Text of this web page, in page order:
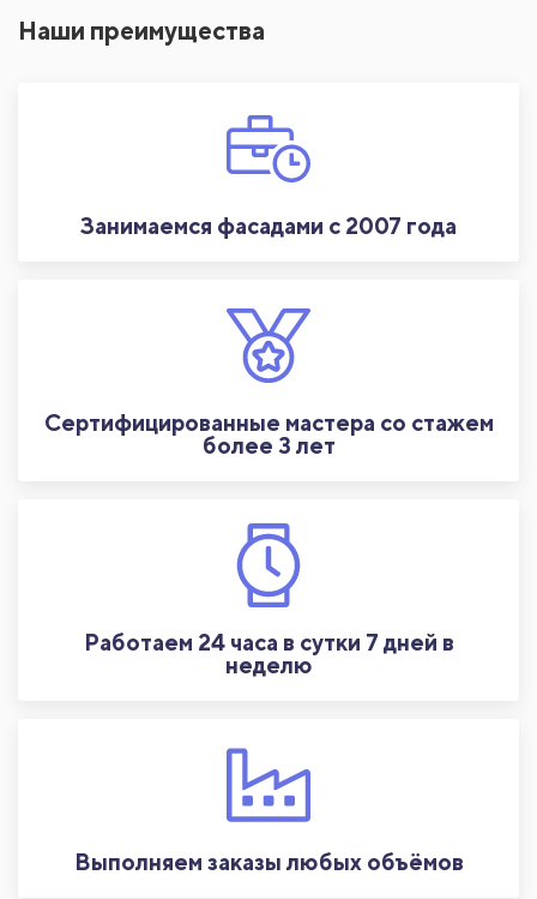
Наши преимущества
Занимаемся фасадами с 2007 года
Сертифицированные мастера со стажем
более 3 лет
Работаем 24 часа в сутки 7 дней в
неделю
Выполняем заказы любых объёмов